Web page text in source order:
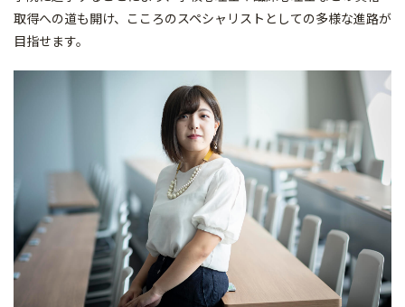
取得への道も開け、こころのスペシャリストとしての多様な進路が
目指せます。